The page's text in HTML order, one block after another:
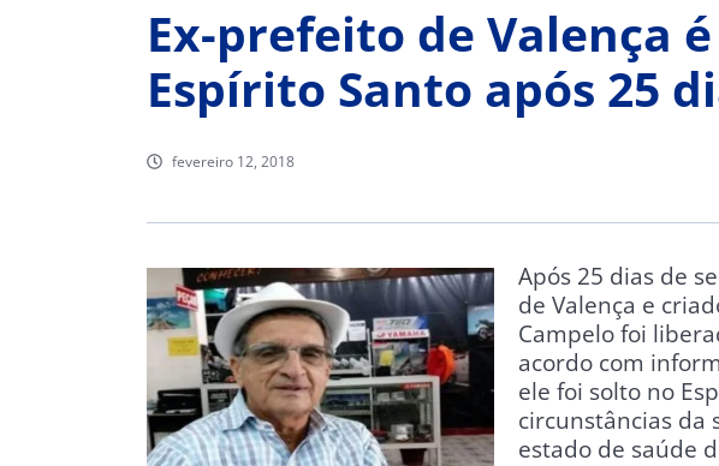
Ex-prefeito de Valença
Espírito Santo após 25
fevereiro 12, 2018
Após 25 dias de
de Valença e
Campelo foi
acordo com
ele foi solto no
circunstâncias da
estado de saúde